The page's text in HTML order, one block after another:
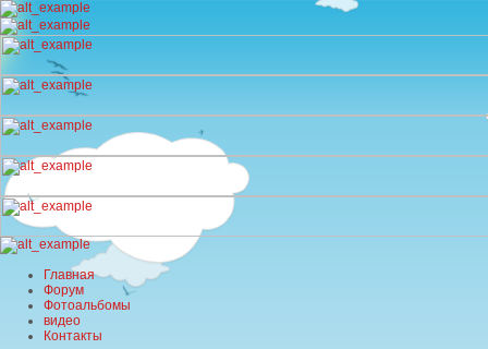
Главная
Форум
Фотоальбомы
видео
Контакты